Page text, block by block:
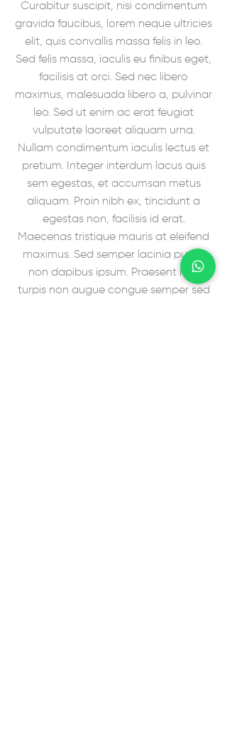
Curabitur suscipit, nisi condimentum
gravida faucibus, lorem neque ultricies
elit, quis convallis massa felis in leo.
Sed felis massa, iaculis eu finibus eget,
facilisis at orci. Sed nec libero
maximus, malesuada libero a, pulvinar
leo. Sed ut enim ac erat feugiat
vulputate laoreet aliquam urna.
Nullam condimentum iaculis lectus et
pretium. Integer interdum lacus quis
sem egestas, et accumsan metus
aliquam. Proin nibh ex, tincidunt a
egestas non, facilisis id erat.
Maecenas tristique mauris at eleifend
maximus. Sed semper lacinia purus,
non dapibus ipsum. Praesent nec
turpis non augue congue semper sed